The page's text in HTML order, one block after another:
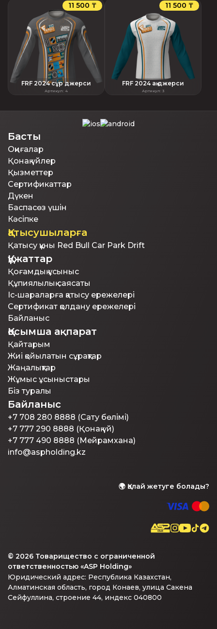
11 500 ₸
FRF 2024 сұр джерси
Артикул: 4
11 500 ₸
FRF 2024 ақ джерси
Артикул: 3
Басты
Оқиғалар
Қонақ үйлер
Қызметтер
Сертификаттар
Дүкен
Баспасөз үшін
Кәсіпке
Қатысушыларға
Қатысу құны Red Bull Car Park Drift
Құжаттар
Қоғамдық ұсыныс
Құпиялылық саясаты
Іс-шараларға қатысу ережелері
Сертификат қолдану ережелері
Байланыс
Қосымша ақпарат
Қайтарым
Жиі қойылатын сұрақтар
Жаңалықтар
Жұмыс ұсыныстары
Біз туралы
Байланыс
+7 708 280 8888 (Сату бөлімі)
+7 777 290 8888 (Қонақ үй)
+7 777 490 8888 (Мейрамхана)
info@aspholding.kz
🌍 Қалай жетуге болады?
© 2026 Товарищество с ограниченной
ответственностью «ASP Holding»
Юридический адрес: Республика Казахстан,
Алматинская область, город Конаев, улица Сакена
Сейфуллина, строение 44, индекс 040800